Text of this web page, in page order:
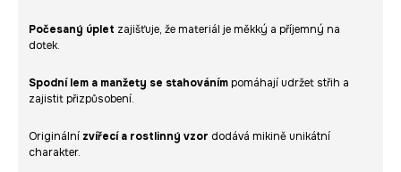
Počesaný úplet zajišťuje, že materiál je měkký a příjemný na
dotek.
Spodní lem a manžety se stahováním pomáhají udržet střih a
zajistit přizpůsobení.
Originální zvířecí a rostlinný vzor dodává mikině unikátní
charakter.